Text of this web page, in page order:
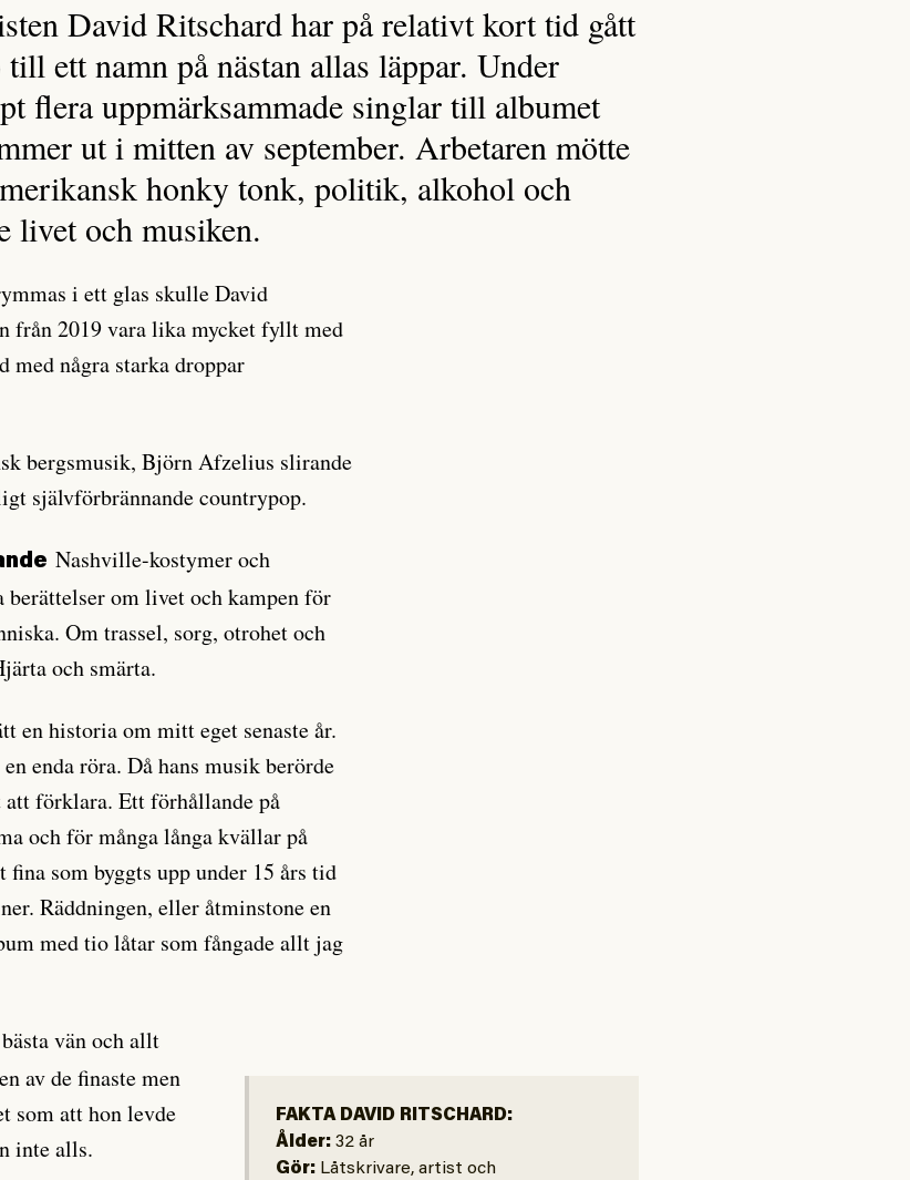
David Ritschard har på relativt kort tid gått
ett namn på nästan allas läppar. Under
flera uppmärksammade singlar till albumet
ut i mitten av september. Arbetaren mötte
honky tonk, politik, alkohol och
livet och musiken.
i ett glas skulle David
från 2019 vara lika mycket fyllt med
med några starka droppar
bergsmusik, Björn Afzelius slirande
självförbrännande countrypop.
Nashville-kostymer och
om livet och kampen för
Om trassel, sorg, otrohet och
och smärta.
en historia om mitt eget senaste år.
enda röra. Då hans musik berörde
att förklara. Ett förhållande på
och för många långa kvällar på
som byggts upp under 15 års tid
Räddningen, eller åtminstone en
med tio låtar som fångade allt jag
FAKTA DAVID RITSCHARD:
Ålder:32 år
Gör: Låtskrivare, artist och
vän och allt
av de finaste men
som att hon levde
inte alls.